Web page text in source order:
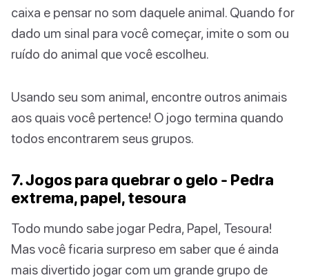
caixa e pensar no som daquele animal. Quando for
dado um sinal para você começar, imite o som ou
ruído do animal que você escolheu.
Usando seu som animal, encontre outros animais
aos quais você pertence! O jogo termina quando
todos encontrarem seus grupos.
7. Jogos para quebrar o gelo - Pedra
extrema, papel, tesoura
Todo mundo sabe jogar Pedra, Papel, Tesoura!
Mas você ficaria surpreso em saber que é ainda
mais divertido jogar com um grande grupo de